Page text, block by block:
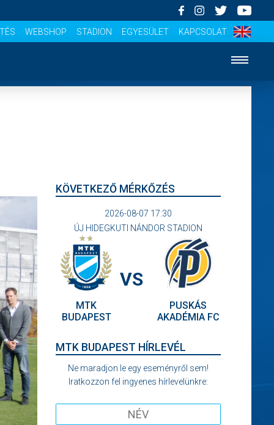
WEBSHOP STADION EGYESÜLET KAPCSOLAT
KÖVETKEZŐ MÉRKŐZÉS
2026-08-07 17:30
ÚJ HIDEGKUTI NÁNDOR STADION
MTK
BUDAPEST
VS
PUSKÁS
AKADÉMIA FC
MTK BUDAPEST HÍRLEVÉL
Ne maradjon le egy eseményről sem!
Iratkozzon fel ingyenes hírlevelünkre: